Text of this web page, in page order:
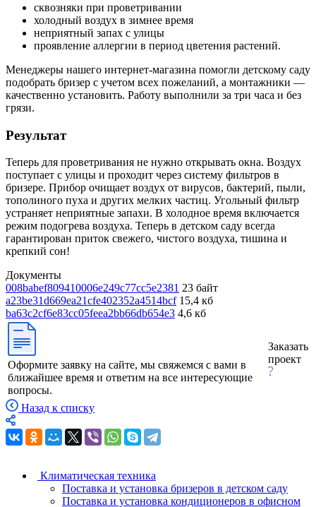
сквозняки при проветривании
холодный воздух в зимнее время
неприятный запах с улицы
проявление аллергии в период цветения растений.
Менеджеры нашего интернет-магазина помогли детскому саду
подобрать бризер с учетом всех пожеланий, а монтажники —
качественно установить. Работу выполнили за три часа и без
грязи.
Результат
Теперь для проветривания не нужно открывать окна. Воздух
поступает с улицы и проходит через систему фильтров в
бризере. Прибор очищает воздух от вирусов, бактерий, пыли,
тополиного пуха и других мелких частиц. Угольный фильтр
устраняет неприятные запахи. В холодное время включается
режим подогрева воздуха. Теперь в детском саду всегда
гарантирован приток свежего, чистого воздуха, тишина и
крепкий сон!
Документы
008babef809410006e249c77cc5e2381 23 байт
a23be31d669ea21cfe402352a4514bcf 15,4 кб
ba63c2cf6e83cc05feea2bb66db654e3 4,6 кб
Оформите заявку на сайте, мы свяжемся с вами в
ближайшее время и ответим на все интересующие
вопросы.
Заказать
проект
Назад к списку
Климатическая техника
Поставка и установка бризеров в детском саду
Поставка и установка кондиционеров в офисном